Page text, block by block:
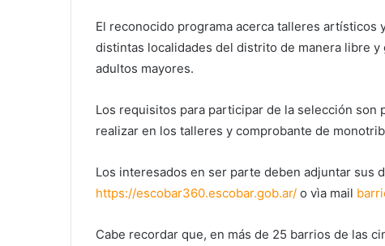
El reconocido programa acerca talleres artísticos
distintas localidades del distrito de manera libre
adultos mayores.
Los requisitos para participar de la selección son
realizar en los talleres y comprobante de
Los interesados en ser parte deben adjuntar sus
https://escobar360.escobar.gob.ar/ o vìa mail
Cabe recordar que, en más de 25 barrios de las